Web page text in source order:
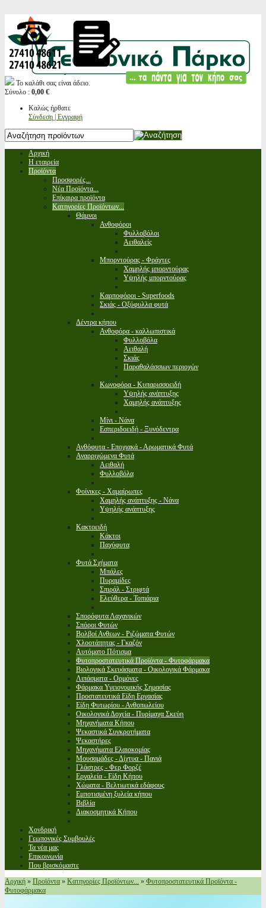
Το καλάθι σας είναι άδειο.
Σύνολο : 0,00 €
Καλώς ήρθατε
Σύνδεση | Εγγραφή
Αρχική
Η εταιρεία
Προϊόντα
Προσφορές...
Νέα Προϊόντα...
Επίκαιρα προϊόντα
Κατηγορίες Προϊόντων...
Θάμνοι
Ανθοφόροι
Φυλλοβόλοι
Αειθαλείς
Μπορντούρας - Φράχτες
Χαμηλής μπορντούρας
Υψηλής μπορντούρας
Καρποφόροι - Superfoods
Σκιάς - Οξύφυλλα φυτά
Δέντρα κήπου
Ανθοφόρα - καλλωπιστικά
Φυλλοβόλα
Αειθαλή
Σκιάς
Παραθαλάσσιων περιοχών
Κωνοφόρα - Κυπαρισσοειδή
Υψηλής ανάπτυξης
Χαμηλής ανάπτυξης
Μίνι - Νάνα
Εσπεριδοειδή - Ξυνόδεντρα
Ανθόφυτα - Εποχιακά - Αρωματικά Φυτά
Αναρριχώμενα Φυτά
Αειθαλή
Φυλλοβόλα
Φοίνικες - Χαμαίρωπες
Χαμηλής ανάπτυξης - Νάνα
Υψηλής ανάπτυξης
Κακτοειδή
Κάκτοι
Παχύφυτα
Φυτά Σχήματα
Μπάλες
Πυραμίδες
Σπιράλ - Στριφτά
Ελεύθερα - Τοπιάρια
Σπορόφυτα Λαχανικών
Σπόροι Φυτών
Βολβοί Ανθεων - Ριζώματα Φυτών
Χλοοτάπητας - Γκαζόν
Αυτόματο Πότισμα
Φυτοπροστατευτικά Προϊόντα - Φυτοφάρμακα
Βιολογικά Σκευάσματα - Οικολογικά Φάρμακα
Λιπάσματα - Ορμόνες
Φάρμακα Υγειονομικής Σημασίας
Προστατευτικά Είδη Εργασίας
Είδη Φυτωρίου - Ανθοπωλείου
Οικολογικά Δοχεία - Πυρίμαχα Σκεύη
Μηχανήματα Κήπου
Ψεκαστικά Συγκροτήματα
Ψεκαστήρες
Μηχανήματα Ελαιοκομίας
Μουσαμάδες - Δίχτυα - Πανιά
Γλάστρες - Φερ Φορζέ
Εργαλεία - Είδη Κήπου
Χώματα - Βελτιωτικά εδάφους
Εμποτισμένη ξυλεία κήπου
Βιβλία
Διακοσμητικά Κήπου
Χονδρική
Γεωπονικές Συμβουλές
Τα νέα μας
Επικοινωνία
Που βρισκόμαστε
Αρχική » Προϊόντα » Κατηγορίες Προϊόντων... » Φυτοπροστατευτικά Προϊόντα -
Φυτοφάρμακα